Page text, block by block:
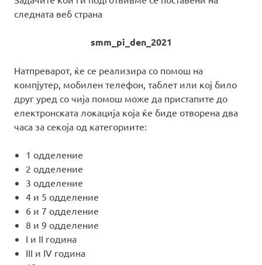
следната веб страна
smm_pi_den_2021
Натпреварот, ќе се реализира со помош на
компјутер, мобилен телефон, таблет или кој било
друг уред со чија помош може да пристапите до
електронската локација која ќе биде отворена два
часа за секоја од категориите:
1 одделение
2 одделение
3 одделение
4 и 5 одделение
6 и 7 одделение
8 и 9 одделение
I и II година
III и IV година